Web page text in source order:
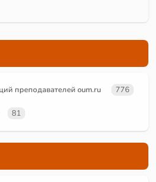
преподавателей oum.ru 776
81